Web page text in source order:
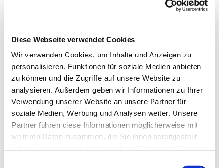
Diese Webseite verwendet Cookies
Wir verwenden Cookies, um Inhalte und Anzeigen zu
personalisieren, Funktionen für soziale Medien anbieten
zu können und die Zugriffe auf unsere Website zu
analysieren. Außerdem geben wir Informationen zu Ihrer
Verwendung unserer Website an unsere Partner für
soziale Medien, Werbung und Analysen weiter. Unsere
Partner führen diese Informationen möglicherweise mit
weiteren Daten zusammen, die Sie ihnen bereitgestellt